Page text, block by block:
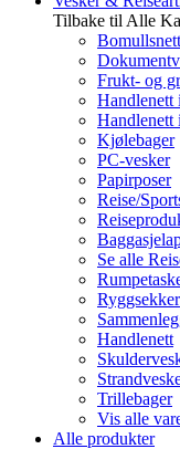
Tilbake til Alle
Bomullsnett
Frukt- og
Handlenett
Handlenett
Kjølebager
PC-vesker
Papirposer
Reise/
Se alle
Ryggsekker
Handlenett
Trillebager
Vis alle
Alle produkter